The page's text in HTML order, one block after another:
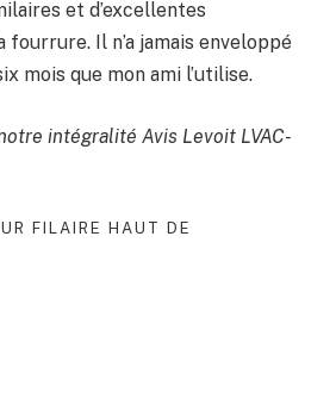
et d’excellentes
Il n’a jamais enveloppé
mois que mon ami l’utilise.
intégralité Avis Levoit LVAC-
FILAIRE HAUT DE